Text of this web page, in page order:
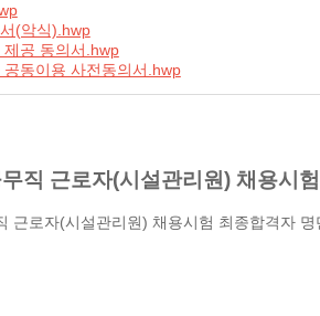
(악식).hwp
공 동의서.hwp
동이용 사전동의서.hwp
직 근로자(시설관리원) 채용시
근로자(시설관리원) 채용시험 최종합격자